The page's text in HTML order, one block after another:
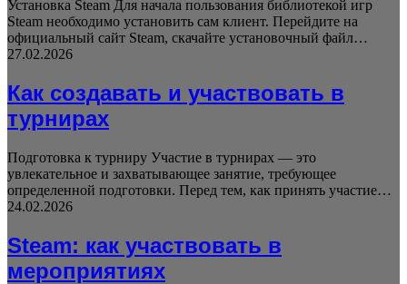
Установка Steam Для начала пользования библиотекой игр
Steam необходимо установить сам клиент. Перейдите на
официальный сайт Steam, скачайте установочный файл…
27.02.2026
Как создавать и участвовать в
турнирах
Подготовка к турниру Участие в турнирах — это
увлекательное и захватывающее занятие, требующее
определенной подготовки. Перед тем, как принять участие…
24.02.2026
Steam: как участвовать в
мероприятиях